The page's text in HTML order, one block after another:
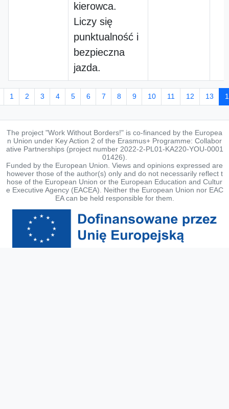
kierowca.
Liczy się
punktualność i
bezpieczna
jazda.
1 2 3 4 5 6 7 8 9 10 11 12 13
The project "Work Without Borders!" is co-financed by the Europea
n Union under Key Action 2 of the Erasmus+ Programme: Collabor
ative Partnerships (project number 2022-2-PL01-KA220-YOU-0001
01426).
Funded by the European Union. Views and opinions expressed are
however those of the author(s) only and do not necessarily reflect t
hose of the European Union or the European Education and Cultur
e Executive Agency (EACEA). Neither the European Union nor EAC